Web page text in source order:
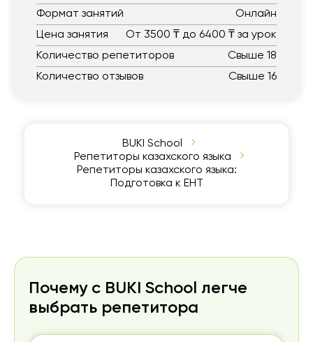
Формат занятий
Онлайн
Цена занятия
От 3500 ₸ до 6400 ₸ за урок
Количество репетиторов
Свыше 18
Количество отзывов
Свыше 16
BUKI School
Репетиторы казахского языка
Репетиторы казахского языка:
Подготовка к ЕНТ
Почему с BUKI School легче
выбрать репетитора